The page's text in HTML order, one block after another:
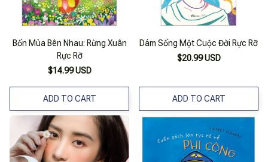
Bốn Mùa Bên Nhau: Rừng Xuân
Rực Rỡ
$14.99 USD
ADD TO CART
Dám Sống Một Cuộc Đời Rực Rỡ
$20.99 USD
ADD TO CART